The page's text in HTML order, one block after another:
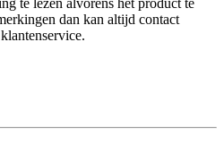
dan kan altijd contact